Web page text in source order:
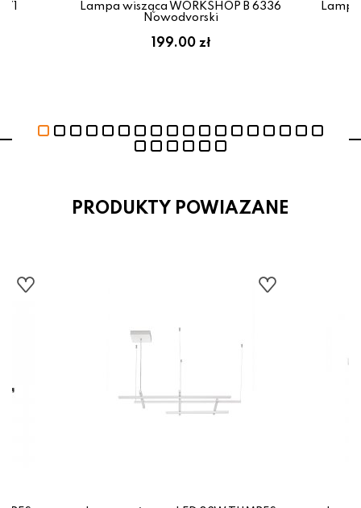
Lampa wisząca WORKSHOP B 6336
Nowodvorski
199.00 zł
PRODUKTY POWIAZANE